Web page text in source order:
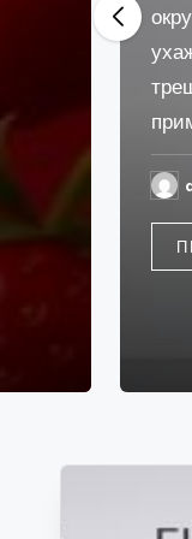
им